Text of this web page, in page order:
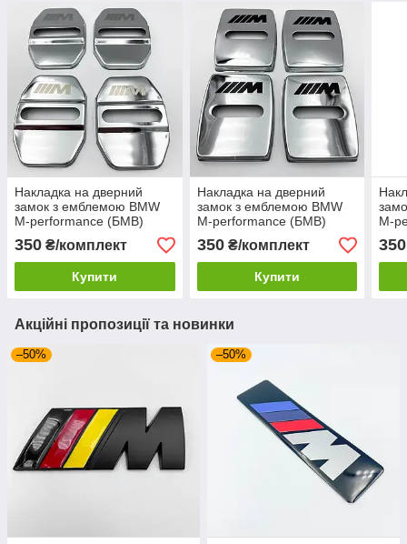
Накладка на дверний
замок з емблемою BMW
M-performance (БМВ)
Комплект 4 шт Хром
350 ₴/комплект
Купити
Накладка на дверний
замок з емблемою BMW
M-performance (БМВ)
Комплект 4 шт Хром
350₴/комплект
Купити
M-
350
Акційні пропозиції та новинки
–50% –50%